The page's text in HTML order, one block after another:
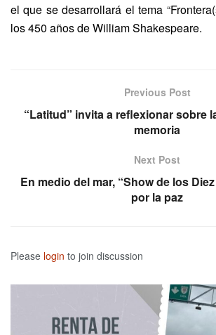
el que se desarrollará el tema
los 450 años de William Shakespeare.
Previous Post
“Latitud” invita a reflexionar sobre
memoria
Next Post
En medio del mar, “Show de los
por la paz
Please login to join discussion